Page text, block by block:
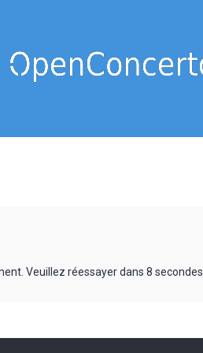
Veuillez réessayer dans 8 secondes.